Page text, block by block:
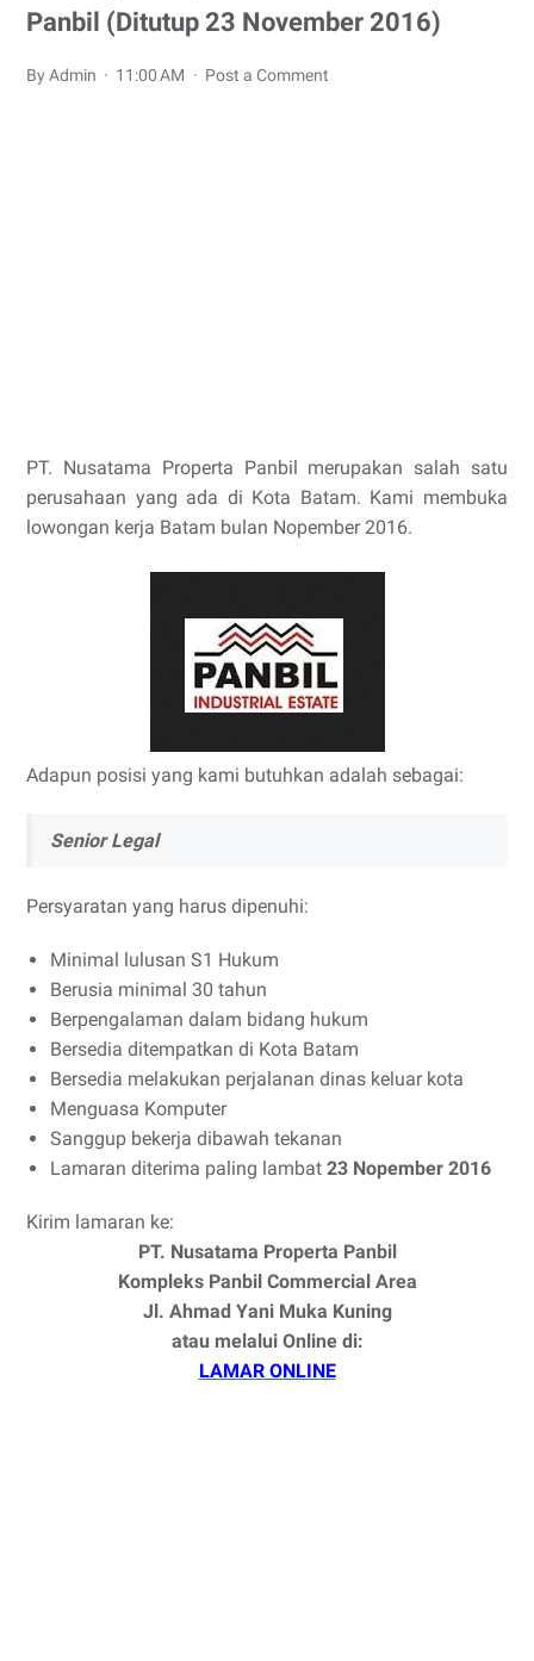
Panbil (Ditutup 23 November 2016)
By Admin 11:00 AM Post a Comment
PT. Nusatama Properta Panbil merupakan salah satu
perusahaan yang ada di Kota Batam. Kami membuka
lowongan kerja Batam bulan Nopember 2016.
Adapun posisi yang kami butuhkan adalah sebagai:
Senior Legal
Persyaratan yang harus dipenuhi:
Minimal lulusan S1 Hukum
Berusia minimal 30 tahun
Berpengalaman dalam bidang hukum
Bersedia ditempatkan di Kota Batam
Bersedia melakukan perjalanan dinas keluar kota
Menguasa Komputer
Sanggup bekerja dibawah tekanan
Lamaran diterima paling lambat 23 Nopember 2016
Kirim lamaran ke:
PT. Nusatama Properta Panbil
Kompleks Panbil Commercial Area
Jl. Ahmad Yani Muka Kuning
atau melalui Online di:
LAMAR ONLINE